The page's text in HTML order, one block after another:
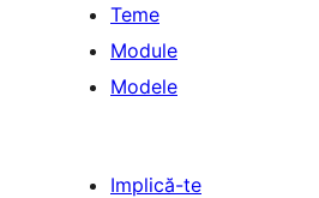
Teme
Module
Modele
Implică-te